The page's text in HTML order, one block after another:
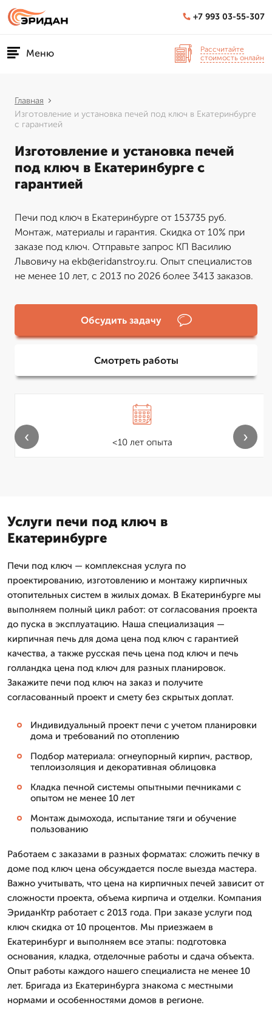
+7 993 03-55-307
Меню
Рассчитайте
стоимость онлайн
Главная
Изготовление и установка печей под ключ в Екатеринбурге
с гарантией
Изготовление и установка печей
под ключ в Екатеринбурге с
гарантией
Печи под ключ в Екатеринбурге от 153735 руб.
Монтаж, материалы и гарантия. Скидка от 10% при
заказе под ключ. Отправьте запрос КП Василию
Львовичу на ekb@eridanstroy.ru. Опыт специалистов
не менее 10 лет, с 2013 по 2026 более 3413 заказов.
Обсудить задачу
Смотреть работы
<10 лет опыта
‹ ›
Услуги печи под ключ в
Екатеринбурге
Печи под ключ — комплексная услуга по
проектированию, изготовлению и монтажу кирпичных
отопительных систем в жилых домах. В Екатеринбурге мы
выполняем полный цикл работ: от согласования проекта
до пуска в эксплуатацию. Наша специализация —
кирпичная печь для дома цена под ключ с гарантией
качества, а также русская печь цена под ключ и печь
голландка цена под ключ для разных планировок.
Закажите печи под ключ на заказ и получите
согласованный проект и смету без скрытых доплат.
Индивидуальный проект печи с учетом планировки
дома и требований по отоплению
Подбор материала: огнеупорный кирпич, раствор,
теплоизоляция и декоративная облицовка
Кладка печной системы опытными печниками с
опытом не менее 10 лет
Монтаж дымохода, испытание тяги и обучение
пользованию
Работаем с заказами в разных форматах: сложить печку в
доме под ключ цена обсуждается после выезда мастера.
Важно учитывать, что цена на кирпичных печей зависит от
сложности проекта, объема кирпича и отделки. Компания
ЭриданКтр работает с 2013 года. При заказе услуги под
ключ скидка от 10 процентов. Мы приезжаем в
Екатеринбург и выполняем все этапы: подготовка
основания, кладка, отделочные работы и сдача объекта.
Опыт работы каждого нашего специалиста не менее 10
лет. Бригада из Екатеринбурга знакома с местными
нормами и особенностями домов в регионе.